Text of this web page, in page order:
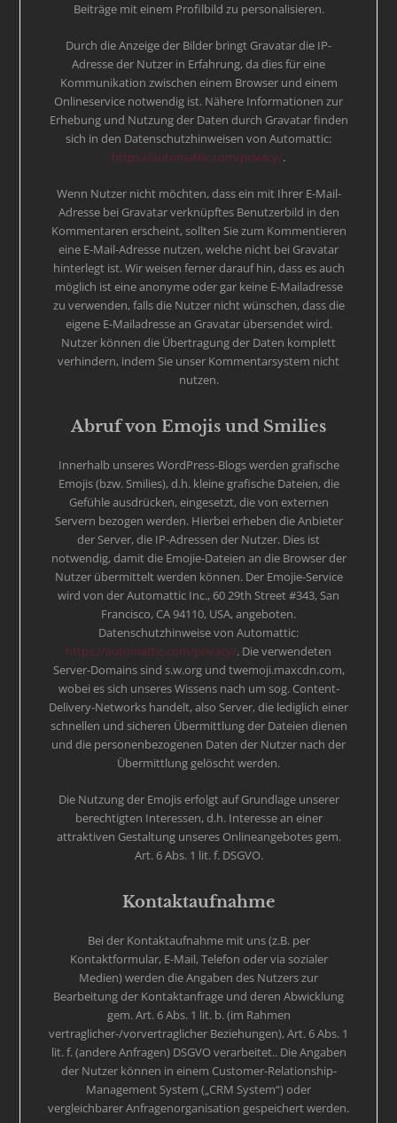
Beiträge mit einem Profilbild zu personalisieren.
Durch die Anzeige der Bilder bringt Gravatar die IP-
Adresse der Nutzer in Erfahrung, da dies für eine
Kommunikation zwischen einem Browser und einem
Onlineservice notwendig ist. Nähere Informationen zur
Erhebung und Nutzung der Daten durch Gravatar finden
sich in den Datenschutzhinweisen von Automattic:
https://automattic.com/privacy/.
Wenn Nutzer nicht möchten, dass ein mit Ihrer E-Mail-
Adresse bei Gravatar verknüpftes Benutzerbild in den
Kommentaren erscheint, sollten Sie zum Kommentieren
eine E-Mail-Adresse nutzen, welche nicht bei Gravatar
hinterlegt ist. Wir weisen ferner darauf hin, dass es auch
möglich ist eine anonyme oder gar keine E-Mailadresse
zu verwenden, falls die Nutzer nicht wünschen, dass die
eigene E-Mailadresse an Gravatar übersendet wird.
Nutzer können die Übertragung der Daten komplett
verhindern, indem Sie unser Kommentarsystem nicht
nutzen.
Abruf von Emojis und Smilies
Innerhalb unseres WordPress-Blogs werden grafische
Emojis (bzw. Smilies), d.h. kleine grafische Dateien, die
Gefühle ausdrücken, eingesetzt, die von externen
Servern bezogen werden. Hierbei erheben die Anbieter
der Server, die IP-Adressen der Nutzer. Dies ist
notwendig, damit die Emojie-Dateien an die Browser der
Nutzer übermittelt werden können. Der Emojie-Service
wird von der Automattic Inc., 60 29th Street #343, San
Francisco, CA 94110, USA, angeboten.
Datenschutzhinweise von Automattic:
https://automattic.com/privacy/. Die verwendeten
Server-Domains sind s.w.org und twemoji.maxcdn.com,
wobei es sich unseres Wissens nach um sog. Content-
Delivery-Networks handelt, also Server, die lediglich einer
schnellen und sicheren Übermittlung der Dateien dienen
und die personenbezogenen Daten der Nutzer nach der
Übermittlung gelöscht werden.
Die Nutzung der Emojis erfolgt auf Grundlage unserer
berechtigten Interessen, d.h. Interesse an einer
attraktiven Gestaltung unseres Onlineangebotes gem.
Art. 6 Abs. 1 lit. f. DSGVO.
Kontaktaufnahme
Bei der Kontaktaufnahme mit uns (z.B. per
Kontaktformular, E-Mail, Telefon oder via sozialer
Medien) werden die Angaben des Nutzers zur
Bearbeitung der Kontaktanfrage und deren Abwicklung
gem. Art. 6 Abs. 1 lit. b. (im Rahmen
vertraglicher-/vorvertraglicher Beziehungen), Art. 6 Abs. 1
lit. f. (andere Anfragen) DSGVO verarbeitet.. Die Angaben
der Nutzer können in einem Customer-Relationship-
Management System („CRM System“) oder
vergleichbarer Anfragenorganisation gespeichert werden.